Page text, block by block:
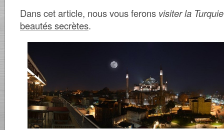
Dans cet article, nous vous ferons visiter la Turquie
beautés secrètes.